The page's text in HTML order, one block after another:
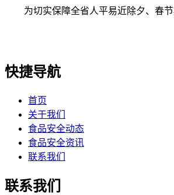
为切实保障全省人平易近除夕、春节
快捷导航
首页
关于我们
食品安全动态
食品安全资讯
联系我们
联系我们